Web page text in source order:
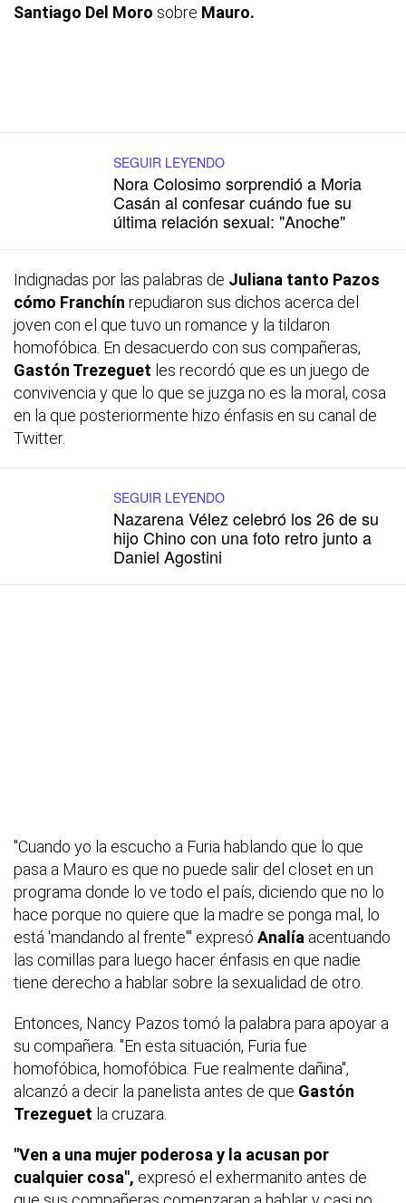
Santiago Del Moro sobre Mauro.
SEGUIR LEYENDO
Nora Colosimo sorprendió a Moria
Casán al confesar cuándo fue su
última relación sexual: "Anoche"
Indignadas por las palabras de Juliana tanto Pazos
cómo Franchín repudiaron sus dichos acerca del
joven con el que tuvo un romance y la tildaron
homofóbica. En desacuerdo con sus compañeras,
Gastón Trezeguet les recordó que es un juego de
convivencia y que lo que se juzga no es la moral, cosa
en la que posteriormente hizo énfasis en su canal de
Twitter.
SEGUIR LEYENDO
Nazarena Vélez celebró los 26 de su
hijo Chino con una foto retro junto a
Daniel Agostini
"Cuando yo la escucho a Furia hablando que lo que
pasa a Mauro es que no puede salir del closet en un
programa donde lo ve todo el país, diciendo que no lo
hace porque no quiere que la madre se ponga mal, lo
está 'mandando al frente'" expresó Analía acentuando
las comillas para luego hacer énfasis en que nadie
tiene derecho a hablar sobre la sexualidad de otro.
Entonces, Nancy Pazos tomó la palabra para apoyar a
su compañera. "En esta situación, Furia fue
homofóbica, homofóbica. Fue realmente dañina",
alcanzó a decir la panelista antes de que Gastón
Trezeguet la cruzara.
"Ven a una mujer poderosa y la acusan por
cualquier cosa", expresó el exhermanito antes de